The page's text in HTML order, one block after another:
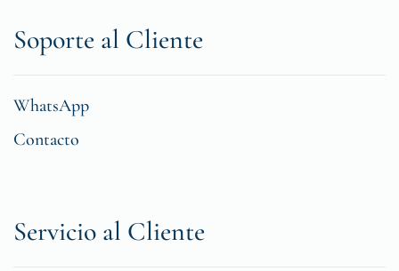
Soporte al Cliente
WhatsApp
Contacto
Servicio al Cliente